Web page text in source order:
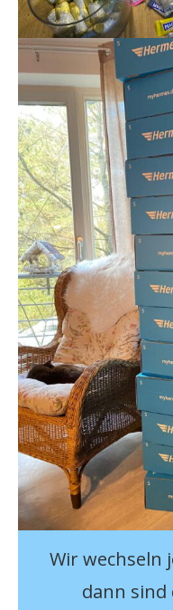
Wir wechseln
dann sind